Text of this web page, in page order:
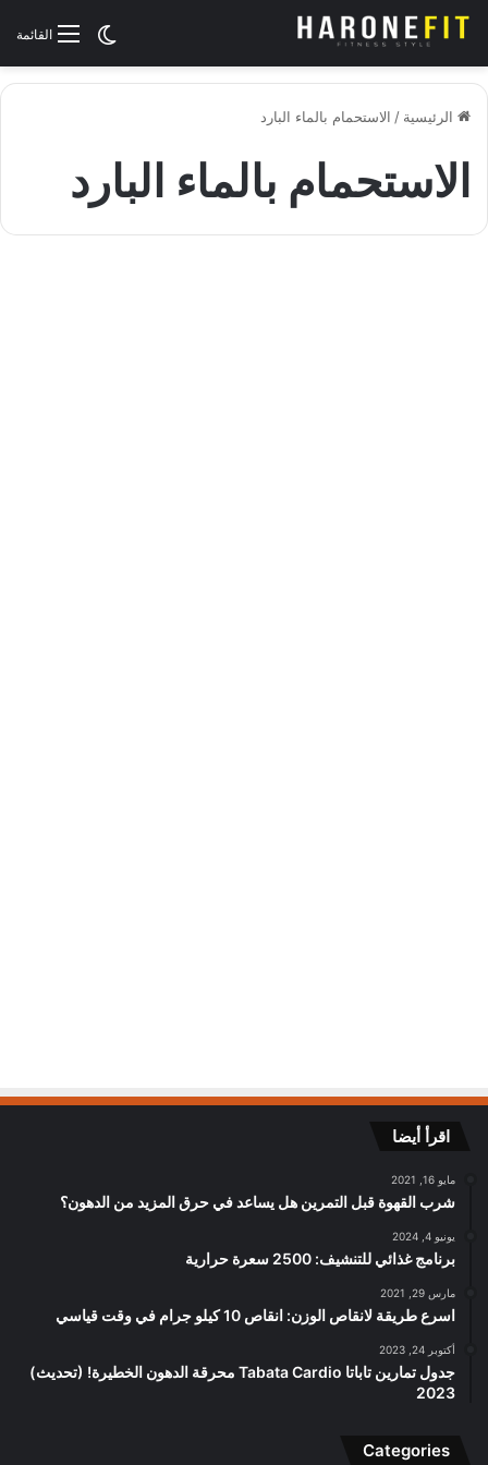
القائمةالوضع
الرئيسية / الاستحمام بالماء البارد
الاستحمام بالماء البارد
اقرأ أيضا
مايو 16, 2021
شرب القهوة قبل التمرين هل يساعد في حرق المزيد من الدهون؟
يونيو 4, 2024
برنامج غذائي للتنشيف: 2500 سعرة حرارية
مارس 29, 2021
اسرع طريقة لانقاص الوزن: انقاص 10 كيلو جرام في وقت قياسي
أكتوبر 24, 2023
جدول تمارين تاباتا Tabata Cardio محرقة الدهون الخطيرة! (تحديث)
2023
Categories